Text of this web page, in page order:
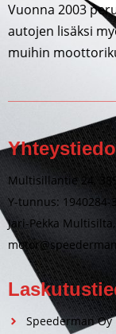
Vuonna 2003
autojen lisäksi
muihin
Multisillantie 24,
Y-tunnus: 1940284-3
Jari-Pekka Multisilta,
Speederman Oy